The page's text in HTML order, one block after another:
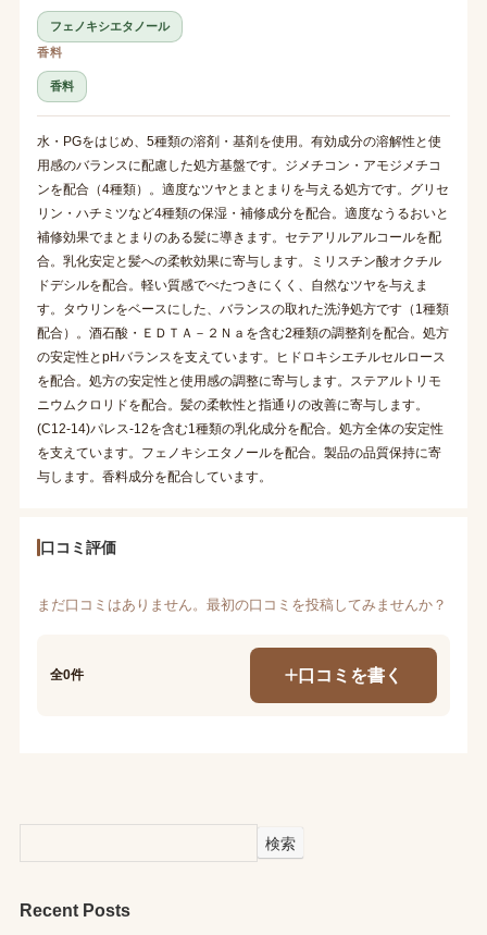
フェノキシエタノール
香料
香料
水・PGをはじめ、5種類の溶剤・基剤を使用。有効成分の溶解性と使
用感のバランスに配慮した処方基盤です。ジメチコン・アモジメチコ
ンを配合（4種類）。適度なツヤとまとまりを与える処方です。グリセ
リン・ハチミツなど4種類の保湿・補修成分を配合。適度なうるおいと
補修効果でまとまりのある髪に導きます。セテアリルアルコールを配
合。乳化安定と髪への柔軟効果に寄与します。ミリスチン酸オクチル
ドデシルを配合。軽い質感でべたつきにくく、自然なツヤを与えま
す。タウリンをベースにした、バランスの取れた洗浄処方です（1種類
配合）。酒石酸・ＥＤＴＡ－２Ｎａを含む2種類の調整剤を配合。処方
の安定性とpHバランスを支えています。ヒドロキシエチルセルロース
を配合。処方の安定性と使用感の調整に寄与します。ステアルトリモ
ニウムクロリドを配合。髪の柔軟性と指通りの改善に寄与します。
(C12-14)パレス-12を含む1種類の乳化成分を配合。処方全体の安定性
を支えています。フェノキシエタノールを配合。製品の品質保持に寄
与します。香料成分を配合しています。
口コミ評価
まだ口コミはありません。最初の口コミを投稿してみませんか？
全0件 口コミを書く
検索
Recent Posts